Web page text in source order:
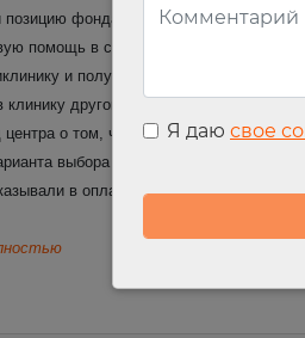
фонда:
помощь в стационаре выдает
и получает в ней направление в
другого субъекта РФ, когда
о том, что в спорных случаях
выбора клиники.
в оплате плановой помощи
Я даю свое